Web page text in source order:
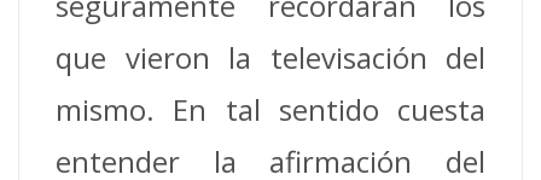
que vieron la televisación del
mismo. En tal sentido cuesta
entender la afirmación del